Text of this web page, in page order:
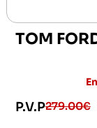
TOM
P.V.P279.00€